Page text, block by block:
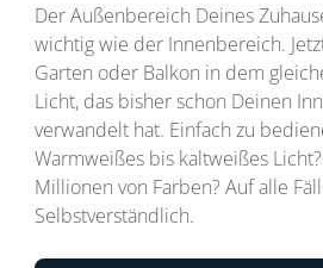
Der Außenbereich Deines
wichtig wie der Innenbereich.
Garten oder Balkon in dem
Licht, das bisher schon Deinen
verwandelt hat. Einfach zu
Warmweißes bis kaltweißes
Millionen von Farben? Auf alle
Selbstverständlich.